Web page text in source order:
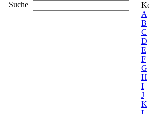
Suche
A
B
C
D
E
F
G
H
I
J
K